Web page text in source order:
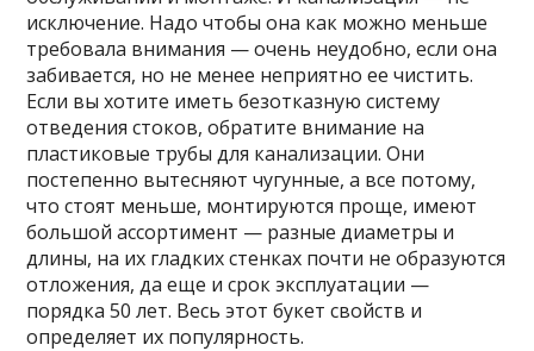
исключение. Надо чтобы она как можно меньше
требовала внимания — очень неудобно, если она
забивается, но не менее неприятно ее чистить.
Если вы хотите иметь безотказную систему
отведения стоков, обратите внимание на
пластиковые трубы для канализации. Они
постепенно вытесняют чугунные, а все потому,
что стоят меньше, монтируются проще, имеют
большой ассортимент — разные диаметры и
длины, на их гладких стенках почти не образуются
отложения, да еще и срок эксплуатации —
порядка 50 лет. Весь этот букет свойств и
определяет их популярность.